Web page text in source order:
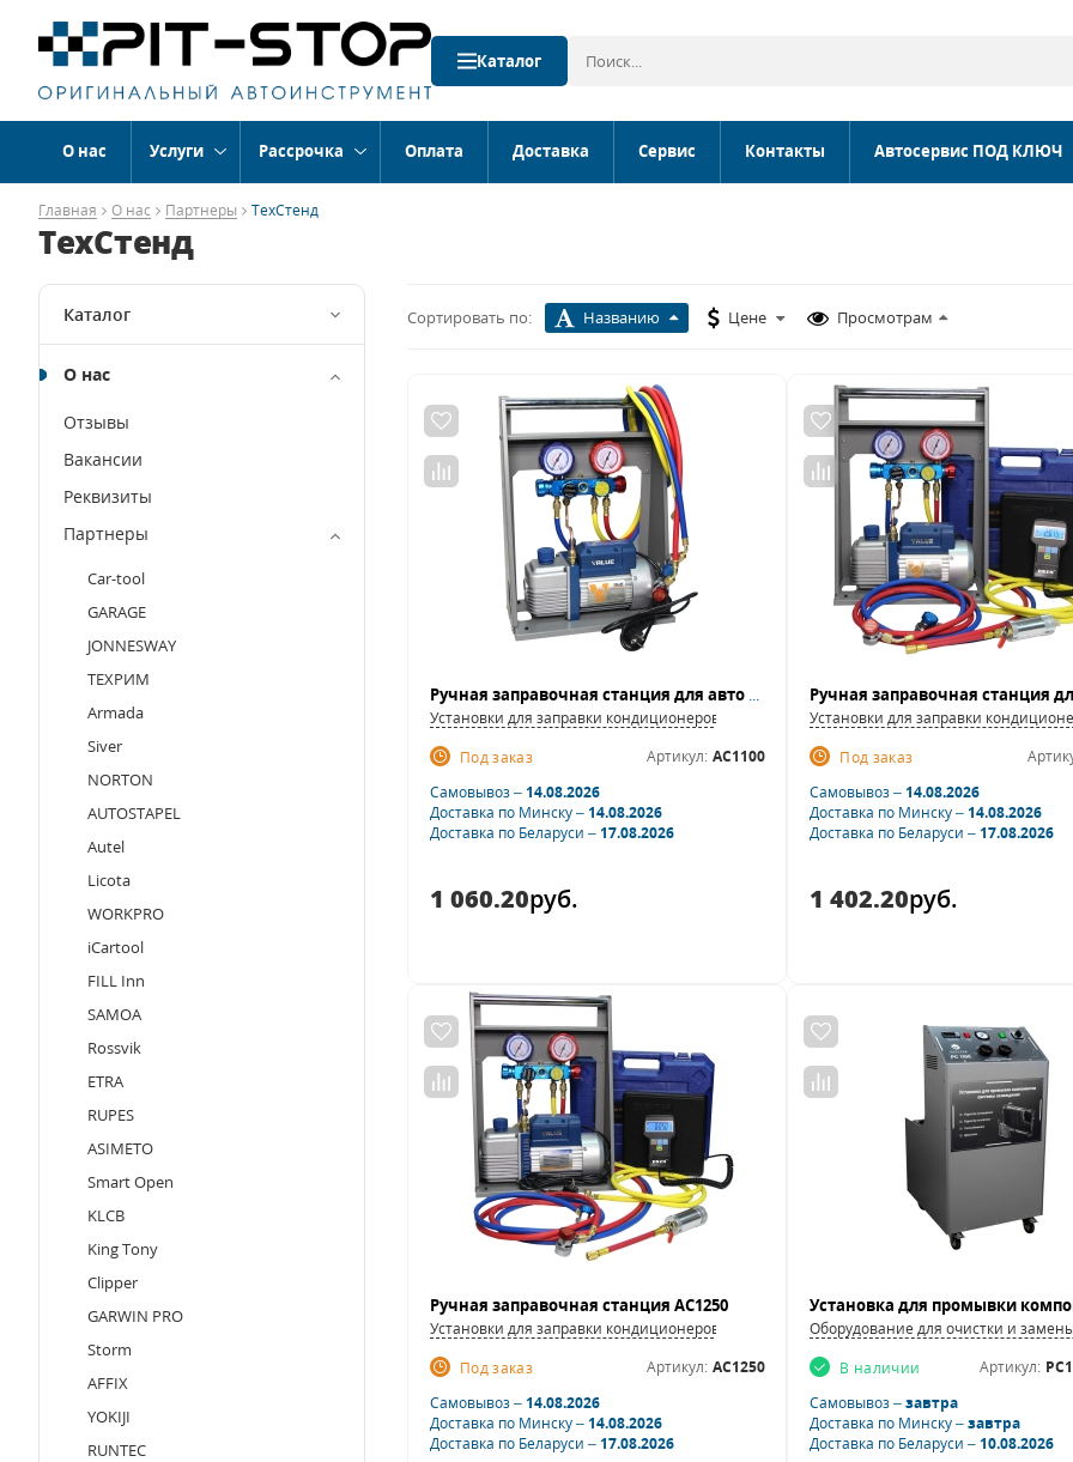
Каталог
О нас Услуги Рассрочка Оплата Доставка Сервис Контакты Автосервис ПОД КЛЮЧ
Главная О нас Партнеры ТехСтенд
ТехСтенд
Каталог
О нас
Отзывы
Вакансии
Реквизиты
Партнеры
Car-tool
GARAGE
JONNESWAY
ТЕХРИМ
Armada
Siver
NORTON
AUTOSTAPEL
Autel
Licota
WORKPRO
iCartool
FILL Inn
SAMOA
Rossvik
ETRA
RUPES
ASIMETO
Smart Open
KLCB
King Tony
Clipper
GARWIN PRO
Storm
AFFIX
YOKIJI
RUNTEC
Сортировать по: Названию Цене Просмотрам
Ручная заправочная станция для авто AC1100
Установки для заправки кондиционеров
Под заказ
Артикул: AC1100
Самовывоз –14.08.2026
Доставка по Минску –14.08.2026
Доставка по Беларуси –17.08.2026
1 060.20руб.
Установки для заправки
Под заказ
Самовывоз –14.08.2026
Доставка по Минску –14.08.2026
Доставка по Беларуси –17.08.2026
1 402.20руб.
Ручная заправочная станция AC1250
Установки для заправки кондиционеров
Под заказ
Артикул: AC1250
Самовывоз –14.08.2026
Доставка по Минску –14.08.2026
Доставка по Беларуси –17.08.2026
Оборудование для очистки и
В наличии
Артикул:
Самовывоз –завтра
Доставка по Минску –завтра
Доставка по Беларуси –10.08.2026